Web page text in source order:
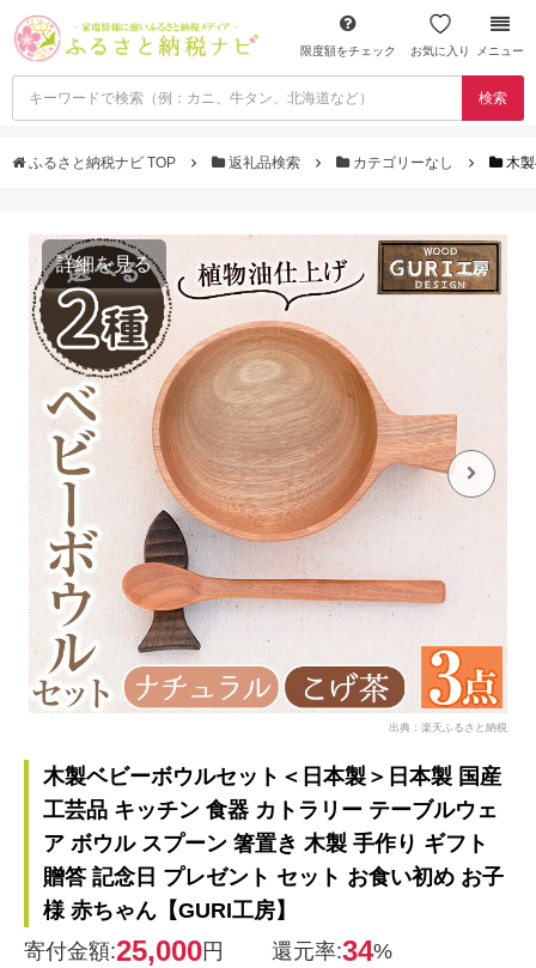
限度額をチェック お気に入り メニュー
検索
ふるさと納税ナビ TOP 返礼品検索 カテゴリーなし 木
詳細を見る
出典：楽天ふるさと納税
木製ベビーボウルセット＜日本製＞日本製 国産
工芸品 キッチン 食器 カトラリー テーブルウェ
ア ボウル スプーン 箸置き 木製 手作り ギフト
贈答 記念日 プレゼント セット お食い初め お子
様 赤ちゃん【GURI工房】
寄付金額:25,000円 還元率:34%